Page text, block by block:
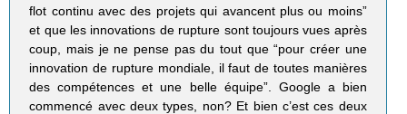
flot continu avec des projets qui avancent plus ou moins”
et que les innovations de rupture sont toujours vues après
coup, mais je ne pense pas du tout que “pour créer une
innovation de rupture mondiale, il faut de toutes manières
des compétences et une belle équipe”. Google a bien
commencé avec deux types, non? Et bien c’est ces deux